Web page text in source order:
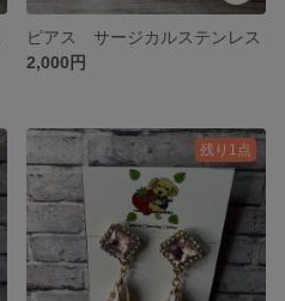
ピアス サージカルステンレス
2,000円
残り1点